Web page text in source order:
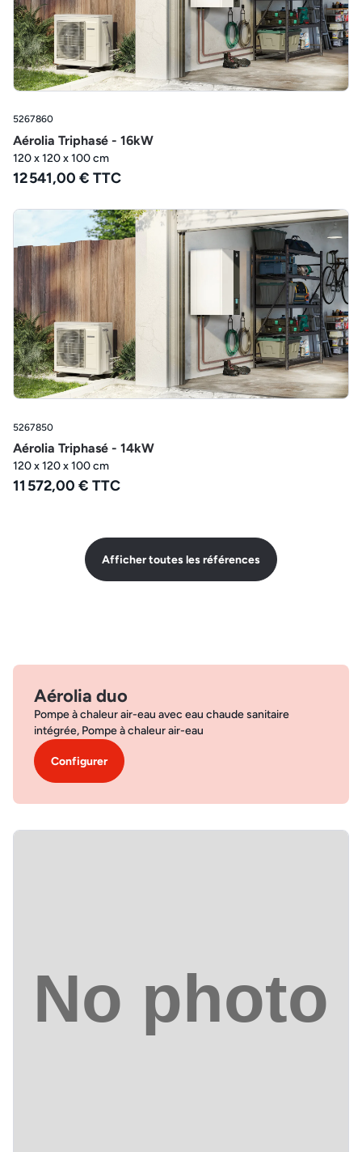
5267860
Aérolia Triphasé - 16kW
120 x 120 x 100 cm
12 541,00 € TTC
5267850
Aérolia Triphasé - 14kW
120 x 120 x 100 cm
11 572,00 € TTC
Afficher toutes les références
Aérolia duo
Pompe à chaleur air-eau avec eau chaude sanitaire
intégrée, Pompe à chaleur air-eau
Configurer